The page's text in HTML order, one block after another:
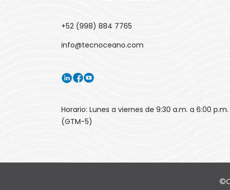
+52 (998) 884 7765
info@tecnoceano.com
Horario: Lunes a viernes de 9:30 a.m. a 6:00 p.m.
(GTM-5)